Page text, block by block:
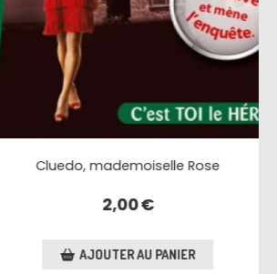
Chasseurs de trolls tome 3
2,50€
AJOUTER AU PANIER